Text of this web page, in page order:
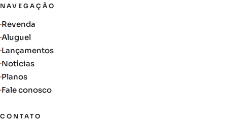
NAVEGAÇÃO
Revenda
Aluguel
Lançamentos
Notícias
Planos
Fale conosco
CONTATO